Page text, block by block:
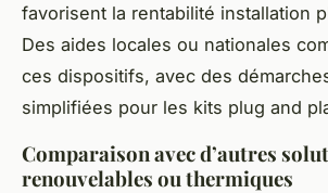
favorisent la rentabilité installation
Des aides locales ou nationales
ces dispositifs, avec des
simplifiées pour les kits plug and
Comparaison avec d’autres
renouvelables ou thermiques